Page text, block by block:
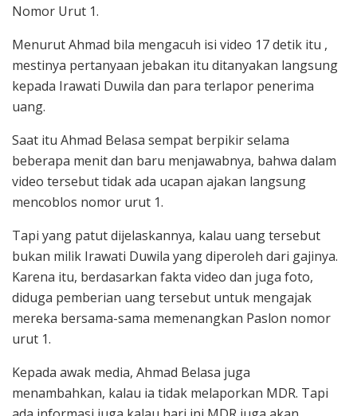
Nomor Urut 1.
Menurut Ahmad bila mengacuh isi video 17 detik itu ,
mestinya pertanyaan jebakan itu ditanyakan langsung
kepada Irawati Duwila dan para terlapor penerima
uang.
Saat itu Ahmad Belasa sempat berpikir selama
beberapa menit dan baru menjawabnya, bahwa dalam
video tersebut tidak ada ucapan ajakan langsung
mencoblos nomor urut 1.
Tapi yang patut dijelaskannya, kalau uang tersebut
bukan milik Irawati Duwila yang diperoleh dari gajinya.
Karena itu, berdasarkan fakta video dan juga foto,
diduga pemberian uang tersebut untuk mengajak
mereka bersama-sama memenangkan Paslon nomor
urut 1.
Kepada awak media, Ahmad Belasa juga
menambahkan, kalau ia tidak melaporkan MDR. Tapi